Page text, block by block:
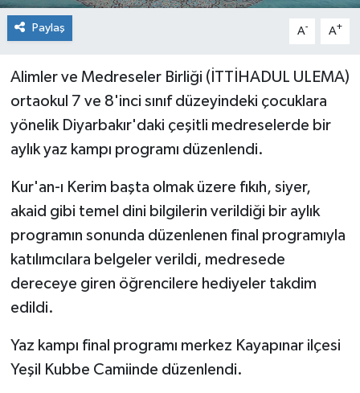
Paylaş A- A+
Alimler ve Medreseler Birliği (İTTİHADUL ULEMA)
ortaokul 7 ve 8'inci sınıf düzeyindeki çocuklara
yönelik Diyarbakır'daki çeşitli medreselerde bir
aylık yaz kampı programı düzenlendi.
Kur'an-ı Kerim başta olmak üzere fıkıh, siyer,
akaid gibi temel dini bilgilerin verildiği bir aylık
programın sonunda düzenlenen final programıyla
katılımcılara belgeler verildi, medresede
dereceye giren öğrencilere hediyeler takdim
edildi.
Yaz kampı final programı merkez Kayapınar ilçesi
Yeşil Kubbe Camiinde düzenlendi.
KURDÎ
Sağlık
Siyaset
Yaşam